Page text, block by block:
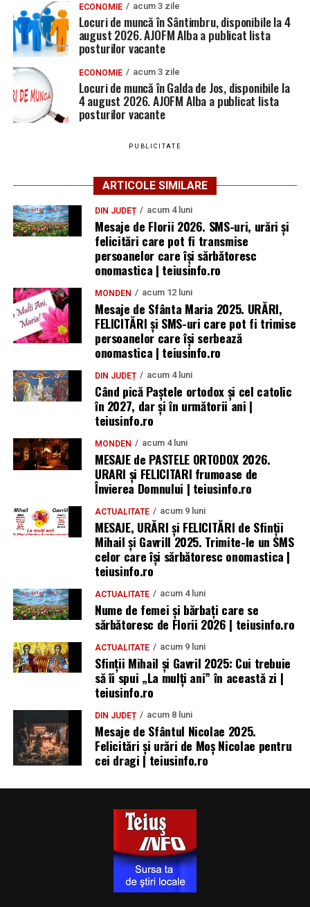
ECONOMIE acum 3 zile
Locuri de muncă în Sântimbru, disponibile la 4
august 2026. AJOFM Alba a publicat lista
posturilor vacante
ECONOMIE acum 3 zile
Locuri de muncă în Galda de Jos, disponibile la
4 august 2026. AJOFM Alba a publicat lista
posturilor vacante
PUBLICITATE
ARTICOLE SIMILARE
DIN JUDEȚ acum 4 luni
Mesaje de Florii 2026. SMS-uri, urări și
felicitări care pot fi transmise
persoanelor care îşi sărbătoresc
onomastica | teiusinfo.ro
MONDEN acum 12 luni
Mesaje de Sfânta Maria 2025. URĂRI,
FELICITĂRI și SMS-uri care pot fi trimise
persoanelor care își serbează
onomastica | teiusinfo.ro
DIN JUDEȚ acum 4 luni
Când pică Paștele ortodox și cel catolic
în 2027, dar și în următorii ani |
teiusinfo.ro
MONDEN acum 4 luni
MESAJE de PASTELE ORTODOX 2026.
URARI și FELICITARI frumoase de
Învierea Domnului | teiusinfo.ro
ACTUALITATE acum 9 luni
MESAJE, URĂRI și FELICITĂRI de Sfinții
Mihail și Gavrill 2025. Trimite-le un SMS
celor care își sărbătoresc onomastica |
teiusinfo.ro
ACTUALITATE acum 4 luni
Nume de femei și bărbați care se
sărbătoresc de Florii 2026 | teiusinfo.ro
ACTUALITATE acum 9 luni
Sfinții Mihail și Gavril 2025: Cui trebuie
să îi spui „La mulţi ani” în această zi |
teiusinfo.ro
DIN JUDEȚ acum 8 luni
Mesaje de Sfântul Nicolae 2025.
Felicitări și urări de Moș Nicolae pentru
cei dragi | teiusinfo.ro